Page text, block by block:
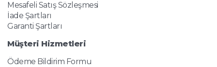
Mesafeli Satış Sözleşmesi
İade Şartları
Garanti Şartları
Müşteri Hizmetleri
Ödeme Bildirim Formu